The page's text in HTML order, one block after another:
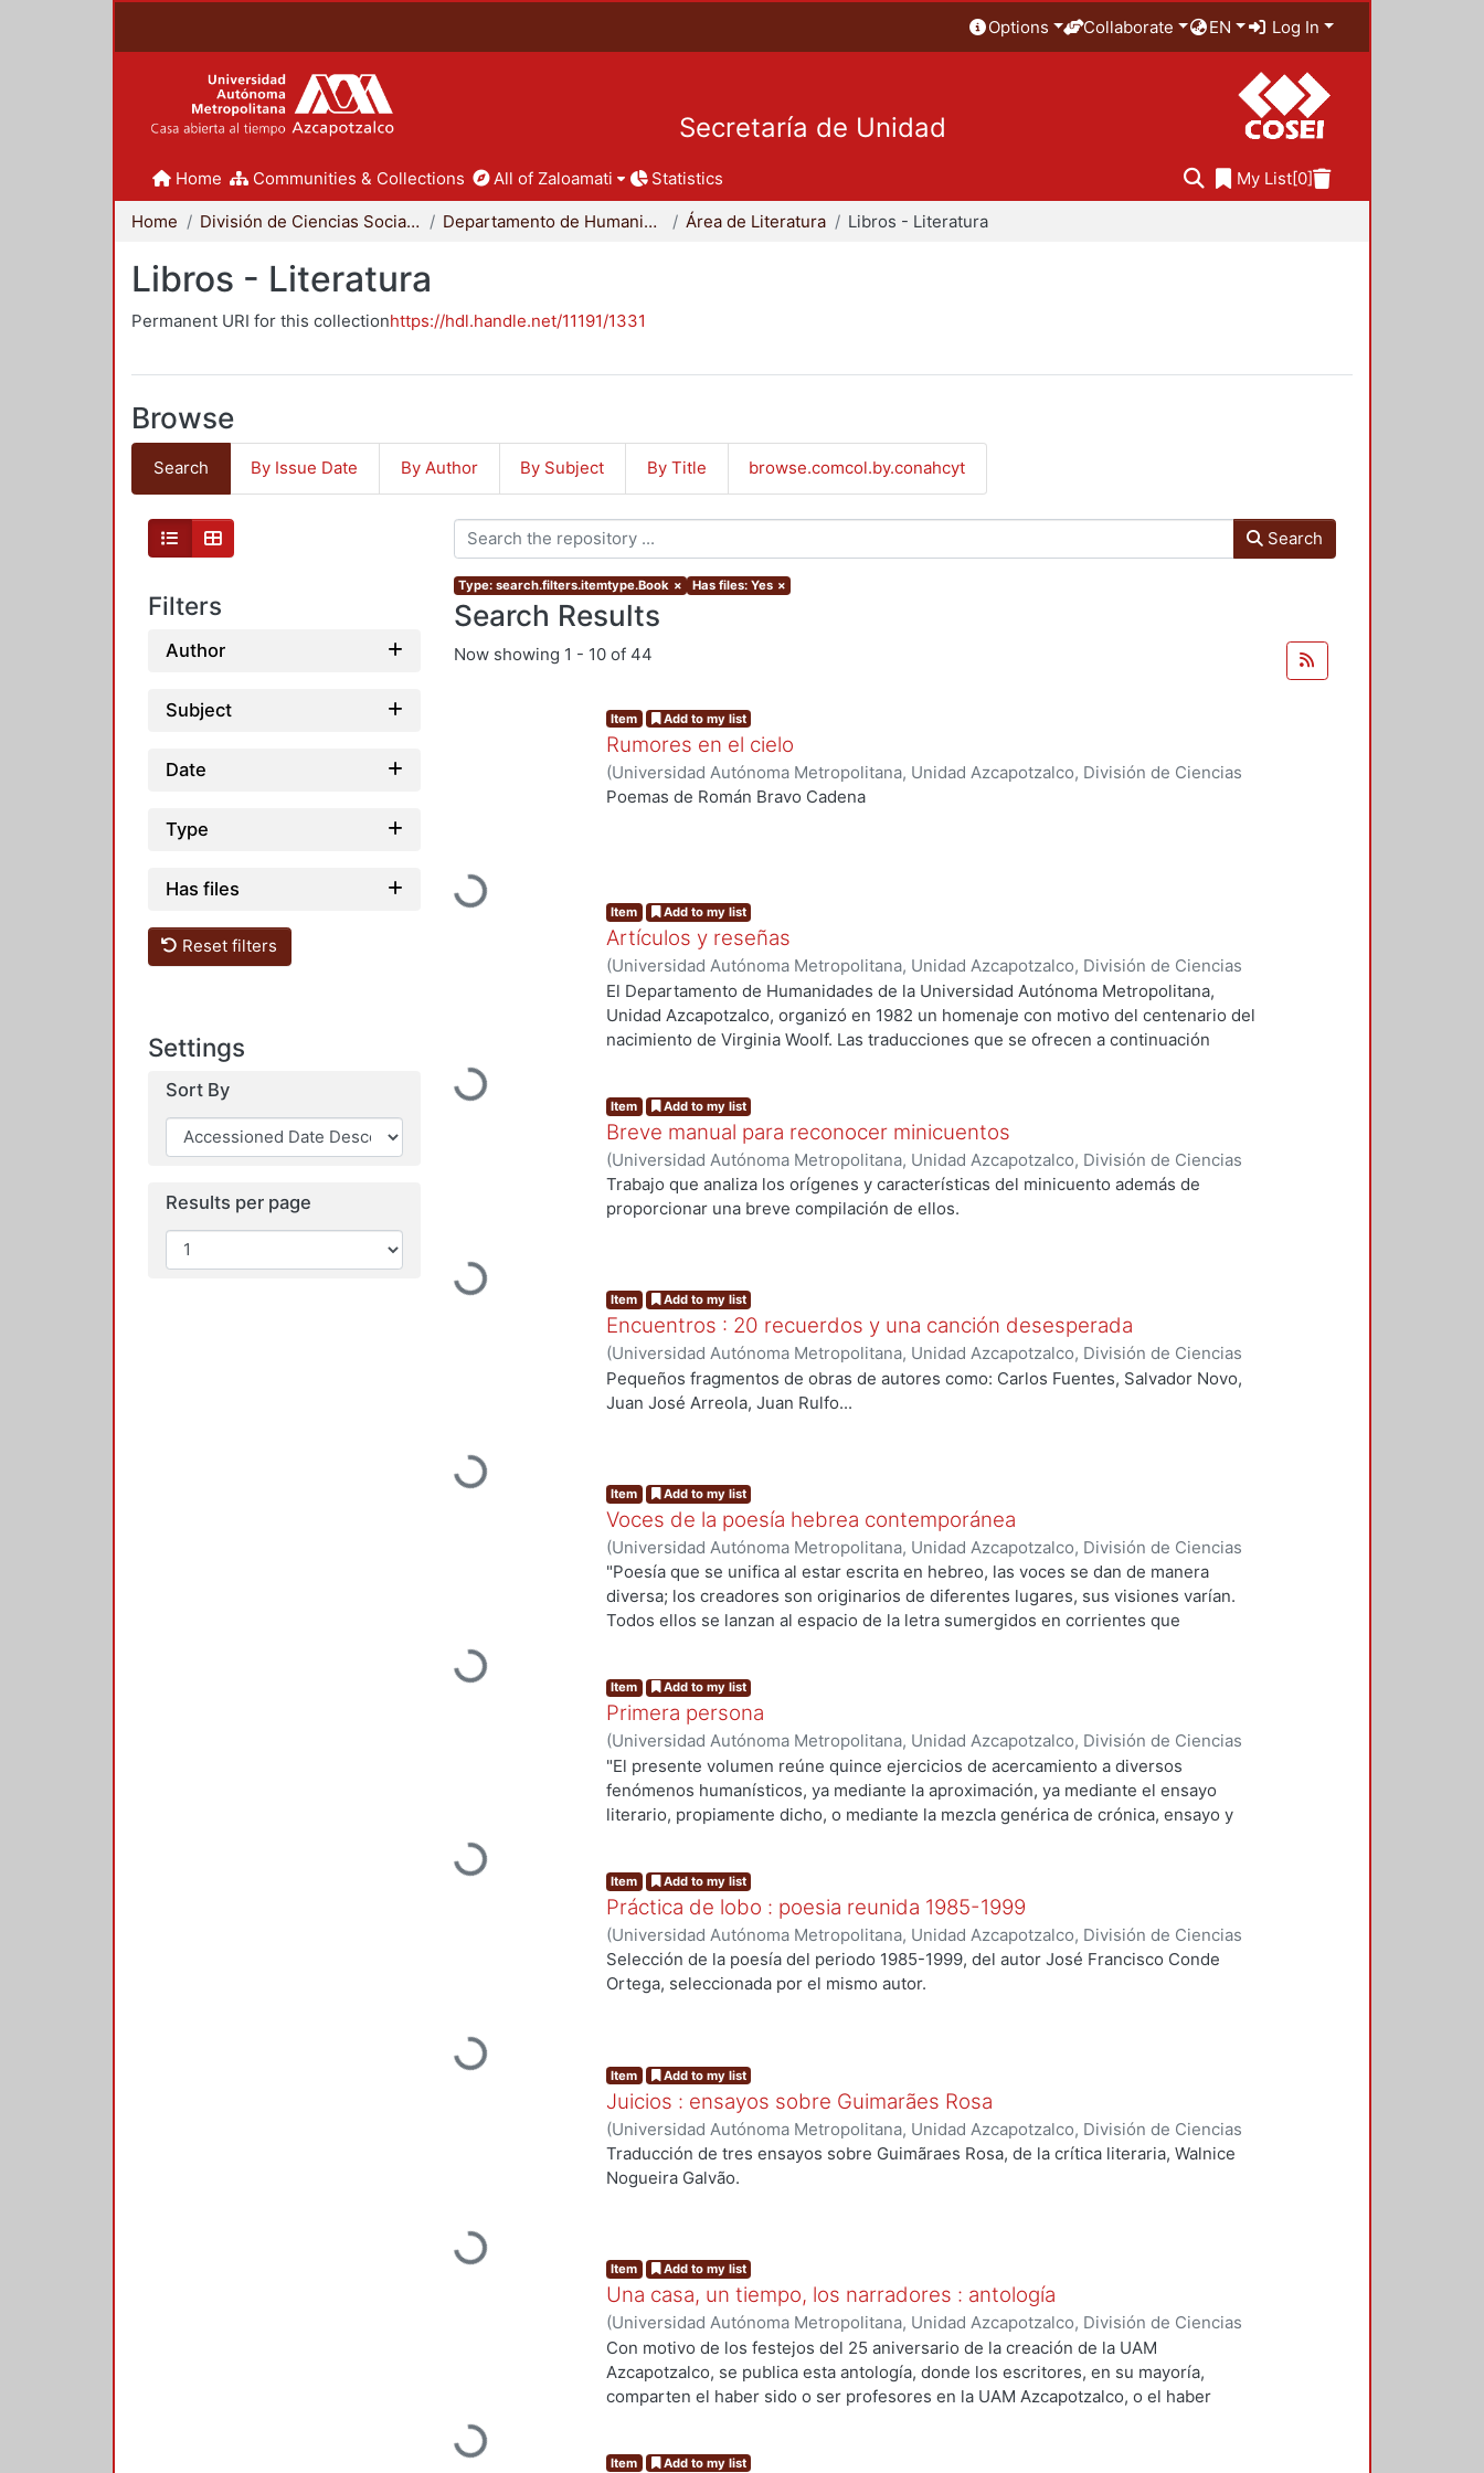
Options Collaborate EN Log In
Secretaría de Unidad
Home Communities & Collections All of Zaloamati Statistics My List[0]
Home División de Ciencias Sociales y Humanidades Departamento de Humanidades Área de Literatura Libros - Literatura
Libros - Literatura
Permanent URI for this collectionhttps://hdl.handle.net/11191/1331
Browse
Search By Issue Date By Author By Subject By Title browse.comcol.by.conahcyt
Filters
Author
Subject
Date
Type
Has files
Reset filters
Settings
Sort By
Results per page
Search
Type: search.filters.itemtype.Book × Has files: Yes ×
Search Results
Now showing 1 - 10 of 44
Loading...
Item Add to my list
Rumores en el cielo
(Universidad Autónoma Metropolitana, Unidad Azcapotzalco, División de Ciencias
Sociales y Humanidades, Departamento de Humanidades, Área de Literatura
Poemas de Román Bravo Cadena
Loading...
Item Add to my list
Artículos y reseñas
(Universidad Autónoma Metropolitana, Unidad Azcapotzalco, División de Ciencias
Sociales y Humanidades, Departamento de Humanidades, Área de Literatura,1985
Woolf, Virginia Stephen;Rivas Iturralde, Vladimiro, traductor;Rudoy C., Myriam,
traductora; Granillo Vázquez, Lilia, traductora;Buelna Serrano, María Elvira,
El Departamento de Humanidades de la Universidad Autónoma Metropolitana,
Unidad Azcapotzalco, organizó en 1982 un homenaje con motivo del centenario del
nacimiento de Virginia Woolf. Las traducciones que se ofrecen a continuación
universo crítico creado por el sentido woolfiano de lo literario.
Loading...
Item Add to my list
Breve manual para reconocer minicuentos
(Universidad Autónoma Metropolitana, Unidad Azcapotzalco, División de Ciencias
Sociales y Humanidades, Departamento de Humanidades, Área de Literatura
Rojo, Violeta
Trabajo que analiza los orígenes y características del minicuento además de
proporcionar una breve compilación de ellos.
Loading...
Item Add to my list
Encuentros : 20 recuerdos y una canción desesperada
(Universidad Autónoma Metropolitana, Unidad Azcapotzalco, División de Ciencias
Sociales y Humanidades, Departamento de Humanidades, Área de Literatura,1997
Pereznieto, Fernando
Pequeños fragmentos de obras de autores como: Carlos Fuentes, Salvador Novo,
Juan José Arreola, Juan Rulfo...
Loading...
Item Add to my list
Voces de la poesía hebrea contemporánea
(Universidad Autónoma Metropolitana, Unidad Azcapotzalco, División de Ciencias
Sociales y Humanidades, Departamento de Humanidades, Área de Literatura,
Schwartz, Perla, compiladora
"Poesía que se unifica al estar escrita en hebreo, las voces se dan de manera
diversa; los creadores son originarios de diferentes lugares, sus visiones varían.
Todos ellos se lanzan al espacio de la letra sumergidos en corrientes que
impulso poético".
Loading...
Item Add to my list
Primera persona
(Universidad Autónoma Metropolitana, Unidad Azcapotzalco, División de Ciencias
Sociales y Humanidades, Departamento de Humanidades, Área de Literatura
López Aguilar, Enrique
"El presente volumen reúne quince ejercicios de acercamiento a diversos
fenómenos humanísticos, ya mediante la aproximación, ya mediante el ensayo
literario, propiamente dicho, o mediante la mezcla genérica de crónica, ensayo y
Loading...
Item Add to my list
Práctica de lobo : poesia reunida 1985-1999
(Universidad Autónoma Metropolitana, Unidad Azcapotzalco, División de Ciencias
Sociales y Humanidades, Departamento de Humanidades, Área de Literatura,2001
Conde Ortega, José Francisco
Selección de la poesía del periodo 1985-1999, del autor José Francisco Conde
Ortega, seleccionada por el mismo autor.
Loading...
Item Add to my list
Juicios : ensayos sobre Guimarães Rosa
(Universidad Autónoma Metropolitana, Unidad Azcapotzalco, División de Ciencias
Sociales y Humanidades, Departamento de Humanidades, Área de Literatura,1985
Galvão, Walnice Nogueira
Traducción de tres ensayos sobre Guimãraes Rosa, de la crítica literaria, Walnice
Nogueira Galvão.
Item Add to my list
Una casa, un tiempo, los narradores : antología
(Universidad Autónoma Metropolitana, Unidad Azcapotzalco, División de Ciencias
Sociales y Humanidades, Departamento de Humanidades, Área de Literatura
Aboytes, Silvia, compiladora
Con motivo de los festejos del 25 aniversario de la creación de la UAM
Azcapotzalco, se publica esta antología, donde los escritores, en su mayoría,
comparten el haber sido o ser profesores en la UAM Azcapotzalco, o el haber
Item Add to my list